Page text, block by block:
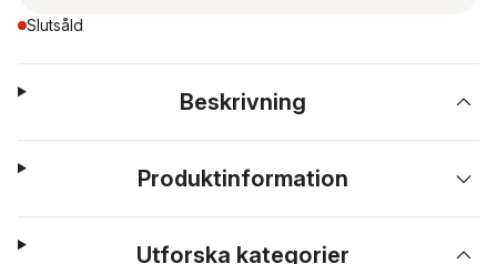
Slutsåld
Beskrivning
Produktinformation
Utforska kategorier